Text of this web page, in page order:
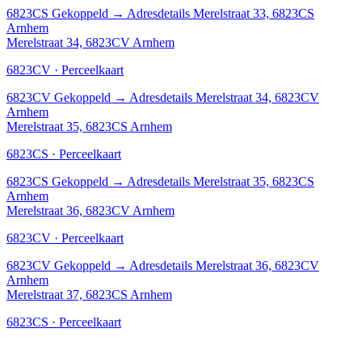
6823CS Gekoppeld → Adresdetails Merelstraat 33, 6823CS
Arnhem
Merelstraat 34, 6823CV Arnhem
6823CV · Perceelkaart
6823CV Gekoppeld → Adresdetails Merelstraat 34, 6823CV
Arnhem
Merelstraat 35, 6823CS Arnhem
6823CS · Perceelkaart
6823CS Gekoppeld → Adresdetails Merelstraat 35, 6823CS
Arnhem
Merelstraat 36, 6823CV Arnhem
6823CV · Perceelkaart
6823CV Gekoppeld → Adresdetails Merelstraat 36, 6823CV
Arnhem
Merelstraat 37, 6823CS Arnhem
6823CS · Perceelkaart